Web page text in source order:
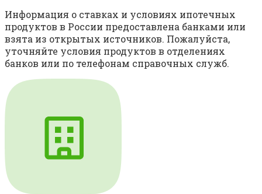
Информация о ставках и условиях ипотечных
продуктов в России предоставлена банками или
взята из открытых источников. Пожалуйста,
уточняйте условия продуктов в отделениях
банков или по телефонам справочных служб.